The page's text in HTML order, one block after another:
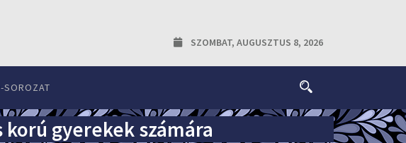
SZOMBAT, AUGUSZTUS 8, 2026
SOROZAT
korú gyerekek számára